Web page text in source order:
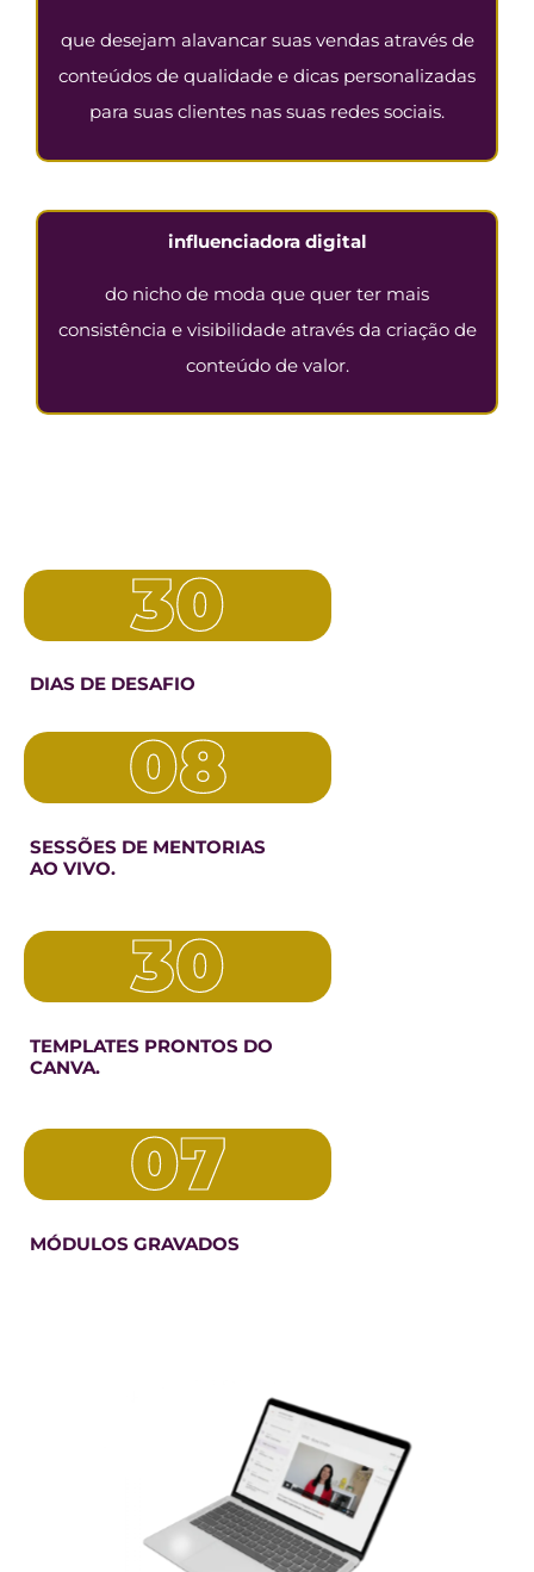
que desejam alavancar suas vendas através de
conteúdos de qualidade e dicas personalizadas
para suas clientes nas suas redes sociais.
influenciadora digital
do nicho de moda que quer ter mais
consistência e visibilidade através da criação de
conteúdo de valor.
30
DIAS DE DESAFIO
08
SESSÕES DE MENTORIAS
AO VIVO.
30
TEMPLATES PRONTOS DO
CANVA.
07
MÓDULOS GRAVADOS